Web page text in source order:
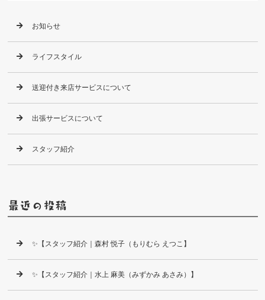
お知らせ
ライフスタイル
送迎付き来店サービスについて
出張サービスについて
スタッフ紹介
最近の投稿
✨【スタッフ紹介｜森村 悦子（もりむら えつこ】
✨【スタッフ紹介｜水上 麻美（みずかみ あさみ）】